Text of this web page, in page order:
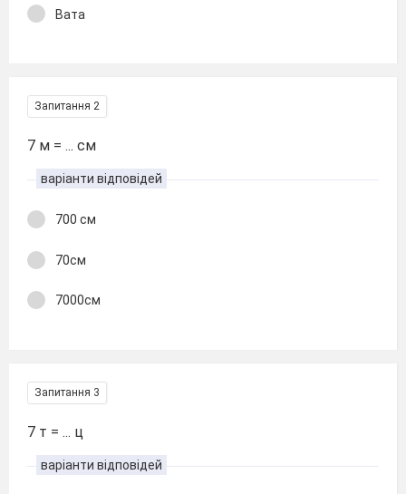
Вата
Запитання 2
7 м = ... см
варіанти відповідей
700 см
70см
7000см
Запитання 3
7 т = ... ц
варіанти відповідей